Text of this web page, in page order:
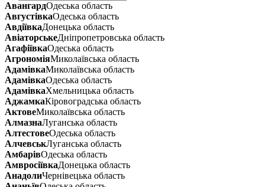
АвангардОдеська область
АвгустівкаОдеська область
АвдіївкаДонецька область
АвіаторськеДніпропетровська область
АгафіївкаОдеська область
АгрономіяМиколаївська область
АдамівкаМиколаївська область
АдамівкаОдеська область
АдамівкаХмельницька область
АджамкаКіровоградська область
АктовеМиколаївська область
АлмазнаЛуганська область
АлтестовеОдеська область
АлчевськЛуганська область
АмбарівОдеська область
АмвросіївкаДонецька область
АнадолиЧернівецька область